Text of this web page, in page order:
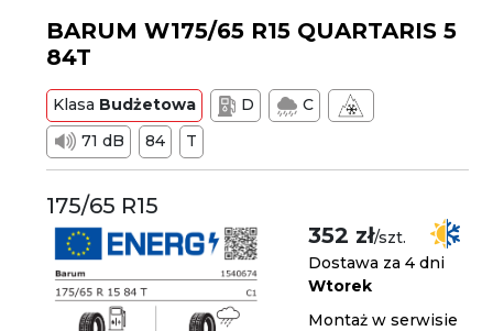
BARUM W175/65 R15 QUARTARIS 5
84T
Klasa Budżetowa D
C
71 dB
84 T
175/65 R15
352 zł/szt.
Dostawa za 4 dni
Wtorek
Montaż w serwisie